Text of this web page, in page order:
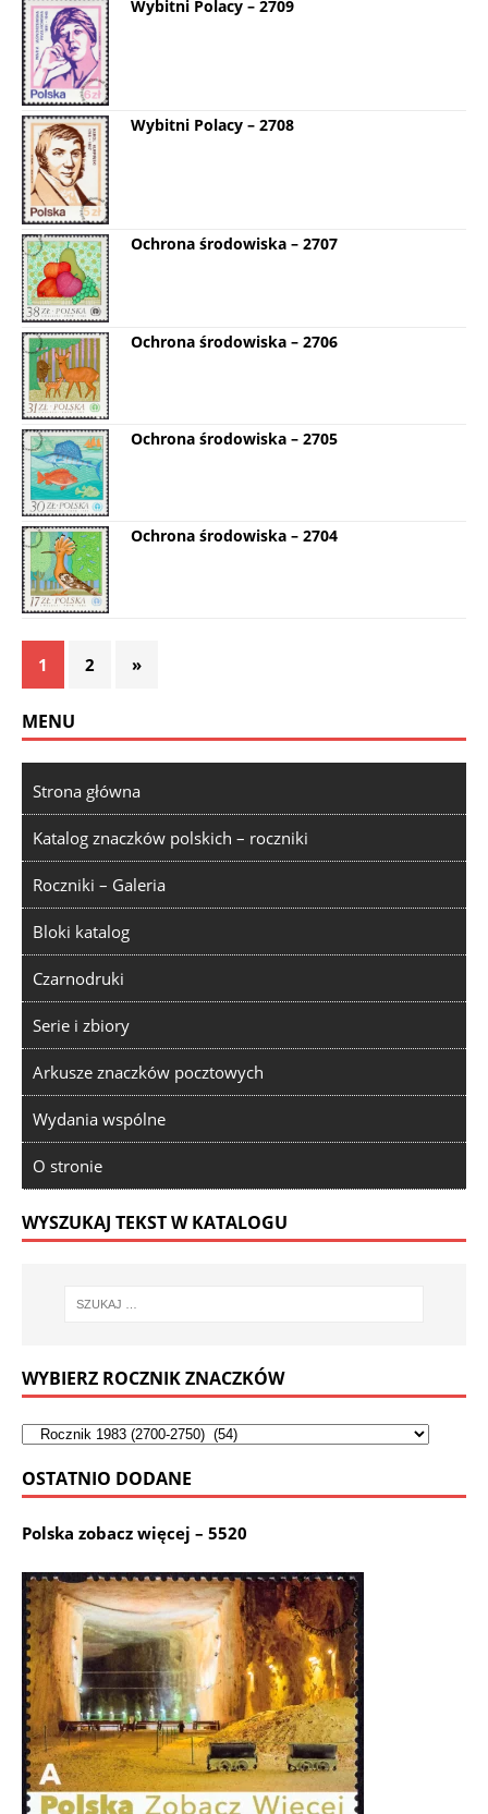
Wybitni Polacy – 2709
Wybitni Polacy – 2708
Ochrona środowiska – 2707
Ochrona środowiska – 2706
Ochrona środowiska – 2705
Ochrona środowiska – 2704
1 2 »
MENU
Strona główna
Katalog znaczków polskich – roczniki
Roczniki – Galeria
Bloki katalog
Czarnodruki
Serie i zbiory
Arkusze znaczków pocztowych
Wydania wspólne
O stronie
WYSZUKAJ TEKST W KATALOGU
WYBIERZ ROCZNIK ZNACZKÓW
OSTATNIO DODANE
Polska zobacz więcej – 5520